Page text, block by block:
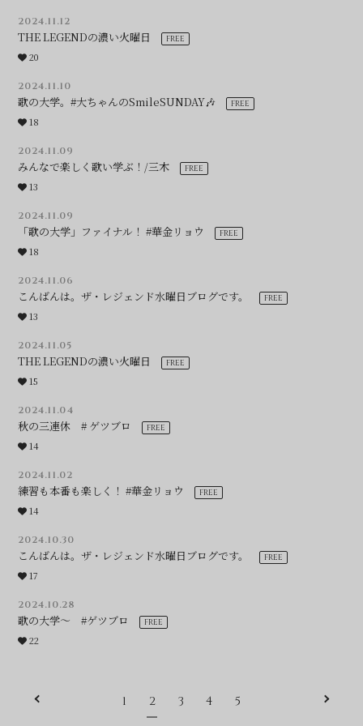
2024.11.12
THE LEGENDの濃い火曜日
20
2024.11.10
歌の大学。#大ちゃんのSmileSUNDAY🎶
18
2024.11.09
みんなで楽しく歌い学ぶ！/三木
13
2024.11.09
「歌の大学」ファイナル！ #華金リョウ
18
2024.11.06
こんばんは。ザ・レジェンド水曜日ブログです。
13
2024.11.05
THE LEGENDの濃い火曜日
15
2024.11.04
秋の三連休 # ゲツブロ
14
2024.11.02
練習も本番も楽しく！ #華金リョウ
14
2024.10.30
こんばんは。ザ・レジェンド水曜日ブログです。
17
2024.10.28
歌の大学〜 #ゲツブロ
22
1 2 3 4 5